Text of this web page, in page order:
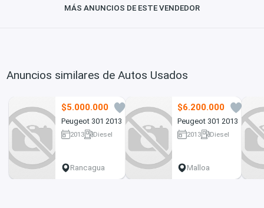
MÁS ANUNCIOS DE ESTE VENDEDOR
Anuncios similares de Autos Usados
$5.000.000
Peugeot 301 2013
2013
Diesel
Rancagua
$6.200.000
Peugeot 301 2013
2013
Diesel
Malloa